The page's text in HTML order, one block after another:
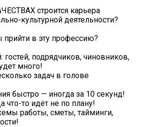
строится карьера
культурной деятельности?
в эту профессию?
гостей, подрядчиков, чиновников,
много!
задач в голове
быстро — иногда за 10 секунд!
что-то идёт не по плану!
работы, сметы, тайминги,